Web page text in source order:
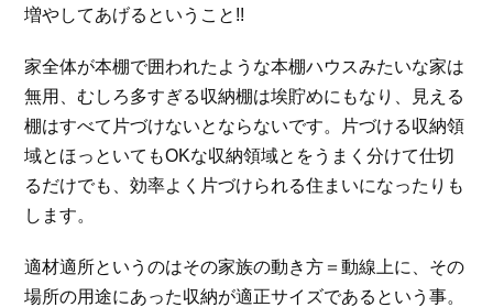
増やしてあげるということ!!
家全体が本棚で囲われたような本棚ハウスみたいな家は
無用、むしろ多すぎる収納棚は埃貯めにもなり、見える
棚はすべて片づけないとならないです。片づける収納領
域とほっといてもOKな収納領域とをうまく分けて仕切
るだけでも、効率よく片づけられる住まいになったりも
します。
適材適所というのはその家族の動き方＝動線上に、その
場所の用途にあった収納が適正サイズであるという事。